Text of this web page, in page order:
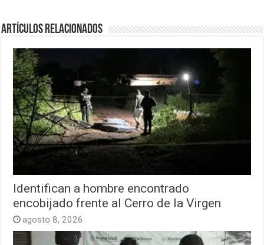
Artículos relacionados
Identifican a hombre encontrado
encobijado frente al Cerro de la Virgen
agosto 8, 2026